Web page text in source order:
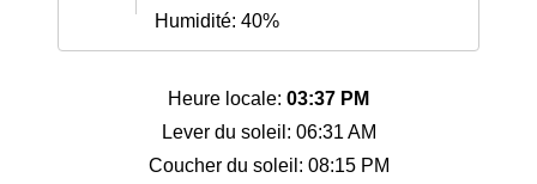
Humidité: 40%
Heure locale: 03:37 PM
Lever du soleil: 06:31 AM
Coucher du soleil: 08:15 PM